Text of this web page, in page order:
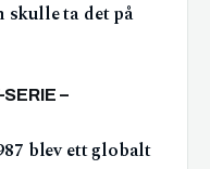
ta det på
–
blev ett globalt